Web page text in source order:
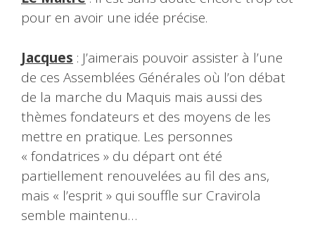
pour en avoir une idée précise.
Jacques : J’aimerais pouvoir assister à l’une
de ces Assemblées Générales où l’on débat
de la marche du Maquis mais aussi des
thèmes fondateurs et des moyens de les
mettre en pratique. Les personnes
« fondatrices » du départ ont été
partiellement renouvelées au fil des ans,
mais « l’esprit » qui souffle sur Cravirola
semble maintenu…